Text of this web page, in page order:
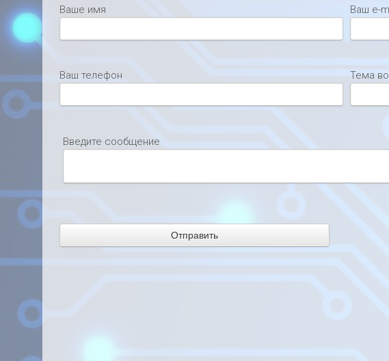
Ваше имя Ваш e-
Ваш телефон Тема
Введите сообщение